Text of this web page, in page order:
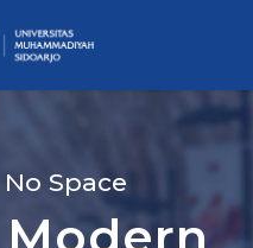
Space